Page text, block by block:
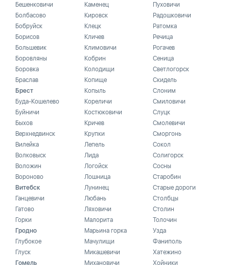
Бешенковичи
Болбасово
Бобруйск
Борисов
Большевик
Боровляны
Боровка
Браслав
Брест
Буда-Кошелево
Буйничи
Быхов
Верхнедвинск
Вилейка
Волковыск
Воложин
Вороново
Витебск
Ганцевичи
Гатово
Горки
Гродно
Глубокое
Глуск
Гомель
Каменец
Кировск
Клецк
Кличев
Климовичи
Кобрин
Колодищи
Копище
Копыль
Кореличи
Костюковичи
Кричев
Крупки
Лепель
Лида
Логойск
Лошница
Лунинец
Любань
Ляховичи
Малорита
Марьина горка
Мачулищи
Микашевичи
Михановичи
Пуховичи
Радошковичи
Ратомка
Речица
Рогачев
Сеница
Светлогорск
Скидель
Слоним
Смиловичи
Слуцк
Смолевичи
Сморгонь
Сокол
Солигорск
Сосны
Старобин
Старые дороги
Столбцы
Столин
Толочин
Узда
Фаниполь
Хатежино
Хойники